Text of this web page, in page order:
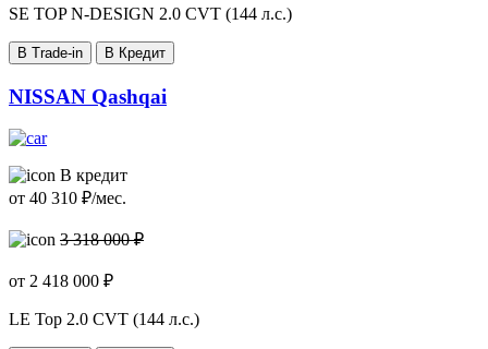
SE TOP N-DESIGN 2.0 CVT (144 л.с.)
В Trade-in В Кредит
NISSAN Qashqai
В кредит
от 40 310 ₽/мес.
3 318 000 ₽
от 2 418 000 ₽
LE Top 2.0 CVT (144 л.с.)